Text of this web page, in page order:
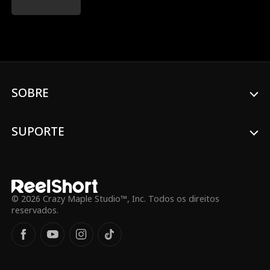
Múltiplas Identid
Mente criminosa
Harém reverso
Sarah Evans
SOBRE
SUPORTE
© 2026 Crazy Maple Studio™, Inc. Todos os direitos
reservados.